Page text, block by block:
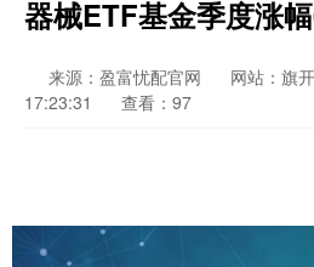
器械ETF基金季度涨
来源：盈富忧配官网 网站：旗
17:23:31
查看：97